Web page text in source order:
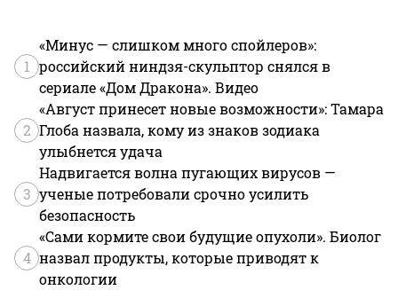
1
«Минус — слишком много спойлеров»:
российский ниндзя-скульптор снялся в
сериале «Дом Дракона». Видео
2
«Август принесет новые возможности»: Тамара
Глоба назвала, кому из знаков зодиака
улыбнется удача
3
Надвигается волна пугающих вирусов —
ученые потребовали срочно усилить
безопасность
4
«Сами кормите свои будущие опухоли». Биолог
назвал продукты, которые приводят к
онкологии